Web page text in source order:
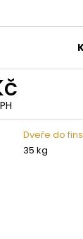
Dveře do
35 kg
KAMNA